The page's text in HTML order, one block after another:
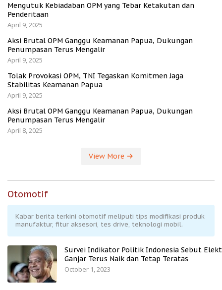
Mengutuk Kebiadaban OPM yang Tebar Ketakutan dan
Penderitaan
April 9, 2025
Aksi Brutal OPM Ganggu Keamanan Papua, Dukungan
Penumpasan Terus Mengalir
April 9, 2025
Tolak Provokasi OPM, TNI Tegaskan Komitmen Jaga
Stabilitas Keamanan Papua
April 9, 2025
Aksi Brutal OPM Ganggu Keamanan Papua, Dukungan
Penumpasan Terus Mengalir
April 8, 2025
View More
Otomotif
Kabar berita terkini otomotif meliputi tips modifikasi produk
manufaktur, fitur aksesori, tes drive, teknologi mobil.
Survei Indikator Politik Indonesia Sebut
Ganjar Terus Naik dan Tetap Teratas
October 1, 2023